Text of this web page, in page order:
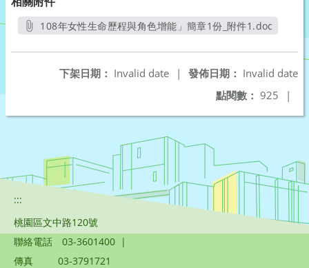
108年女性生命歷程與角色增能」簡章1份_附件1.doc
發佈日期： Invalid date
下架日期： Invalid date
|
點閱數： 925 |
:::
桃園區文中路120號
聯絡電話
03-3601400 |
傳真
03-3791721